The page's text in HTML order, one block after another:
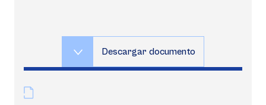
Descargar documento